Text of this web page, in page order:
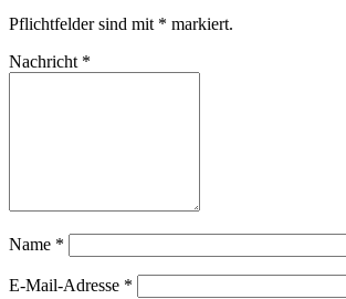
Pflichtfelder sind mit * markiert.
Nachricht *
Name *
E-Mail-Adresse *